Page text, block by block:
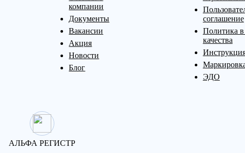
компании
Документы
Вакансии
Акция
Новости
Блог
соглашение
Политика в
качества
ЭДО
АЛЬФА РЕГИСТР